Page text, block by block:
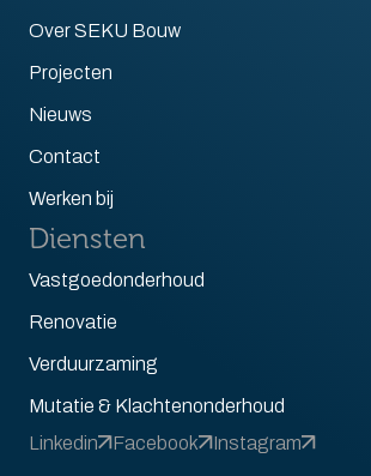
Over SEKU Bouw
Projecten
Nieuws
Contact
Werken bij
Diensten
Vastgoedonderhoud
Renovatie
Verduurzaming
Mutatie & Klachtenonderhoud
Linkedin
Facebook Instagram